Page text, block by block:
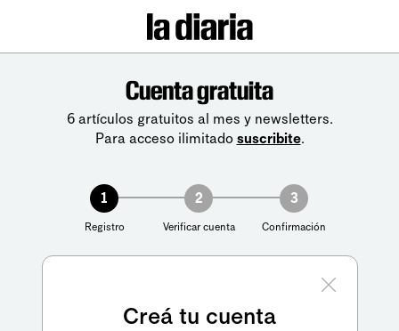
Cuenta gratuita
6 artículos gratuitos al mes y newsletters.
Para acceso ilimitado suscribite.
1
Registro
2
Verificar cuenta
3
Confirmación
Creá tu cuenta